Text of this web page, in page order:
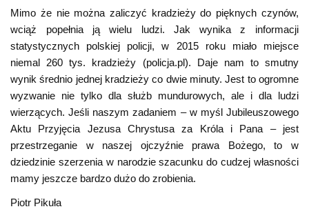
Mimo że nie można zaliczyć kradzieży do pięknych czynów,
wciąż popełnia ją wielu ludzi. Jak wynika z informacji
statystycznych polskiej policji, w 2015 roku miało miejsce
niemal 260 tys. kradzieży (policja.pl). Daje nam to smutny
wynik średnio jednej kradzieży co dwie minuty. Jest to ogromne
wyzwanie nie tylko dla służb mundurowych, ale i dla ludzi
wierzących. Jeśli naszym zadaniem – w myśl Jubileuszowego
Aktu Przyjęcia Jezusa Chrystusa za Króla i Pana – jest
przestrzeganie w naszej ojczyźnie prawa Bożego, to w
dziedzinie szerzenia w narodzie szacunku do cudzej własności
mamy jeszcze bardzo dużo do zrobienia.
Piotr Pikuła